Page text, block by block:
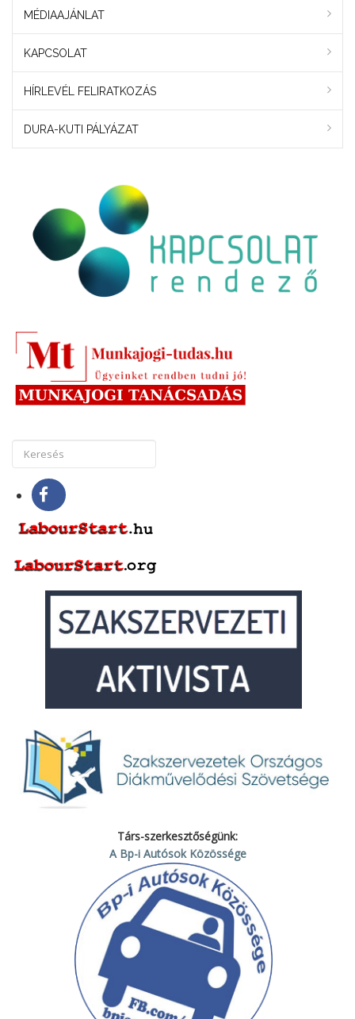
MÉDIAAJÁNLAT
KAPCSOLAT
HÍRLEVÉL FELIRATKOZÁS
DURA-KUTI PÁLYÁZAT
Társ-szerkesztőségünk:
A Bp-i Autósok Közössége